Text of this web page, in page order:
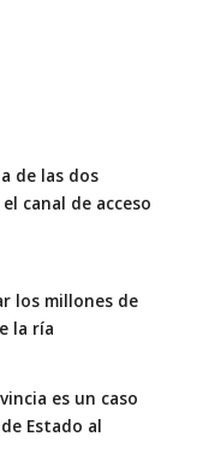
de las dos
canal de acceso
los millones de
la ría
es un caso
Estado al